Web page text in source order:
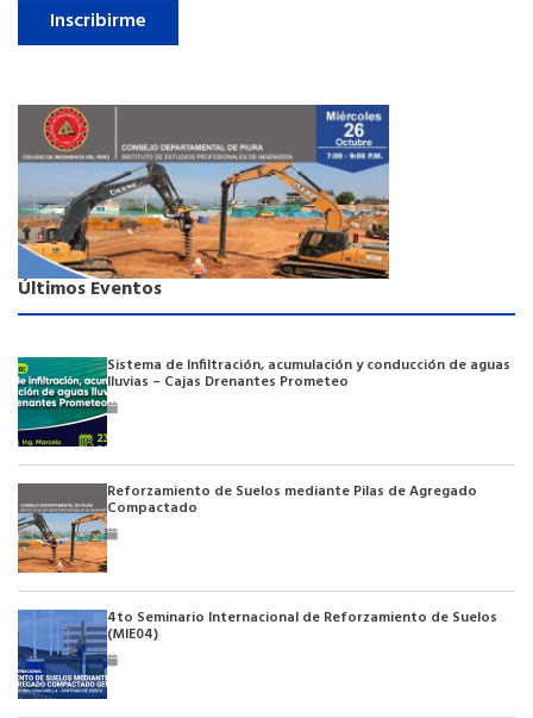
Últimos Eventos
Sistema de Infiltración, acumulación y conducción de aguas
lluvias – Cajas Drenantes Prometeo
Reforzamiento de Suelos mediante Pilas de Agregado
Compactado
4to Seminario Internacional de Reforzamiento de Suelos
(MIE04)
Inscribirme